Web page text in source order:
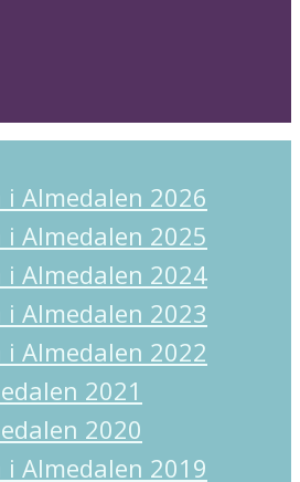
Almedalen 2026
Almedalen 2025
Almedalen 2024
Almedalen 2023
Almedalen 2022
2021
2020
Almedalen 2019